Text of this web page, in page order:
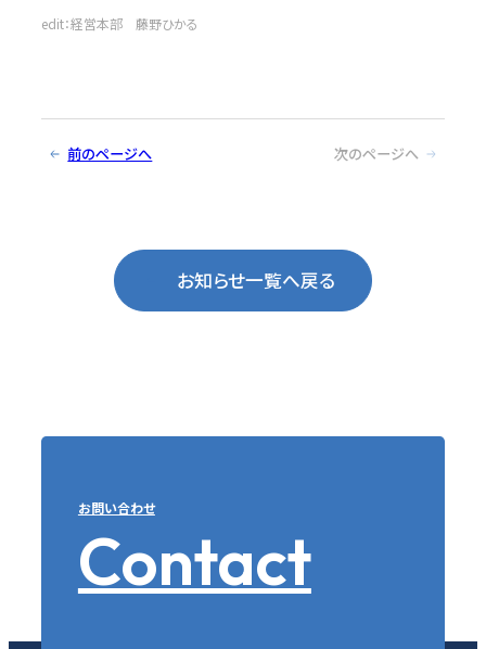
edit：経営本部 藤野ひかる
前のページへ 次のページへ
お知らせ一覧へ戻る
お問い合わせ
Contact